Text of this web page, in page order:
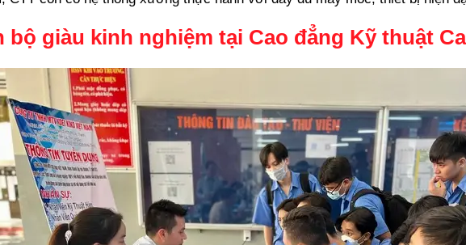
giàu kinh nghiệm tại Cao đẳng Kỹ thuật